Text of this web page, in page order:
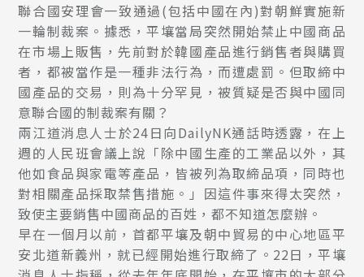
聯合國安理會一致通過(包括中國在內)對朝鮮實施新
一輪制裁案。據悉，平壤當局突然開始禁止中國商品
在市場上販售，先前對於韓國產品進行銷售者與購買
者，都被當作是一種非法行為，而遭處罰。但取締中
國產品的交易，則為十分罕見，被質疑是否與中國同
意聯合國的制裁案有關？
兩江道消息人士於24日向DailyNK通話時透露，在上
週的人民班會議上說「除中國生產的工業品以外，其
他如食品與家電等產品，皆被列為取締品項，同時也
對相關產品採取禁售措施。」因這件事來得太突然，
致使主要銷售中國商品的百姓，都不知道怎麼辦。
早在一個月以前，首都平壤及朝中貿易的中心地區平
安北道新義州，就已經開始進行取締了。22日，平壤